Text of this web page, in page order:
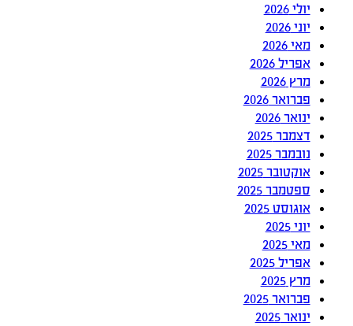
יולי 2026
יוני 2026
מאי 2026
אפריל 2026
מרץ 2026
פברואר 2026
ינואר 2026
דצמבר 2025
נובמבר 2025
אוקטובר 2025
ספטמבר 2025
אוגוסט 2025
יוני 2025
מאי 2025
אפריל 2025
מרץ 2025
פברואר 2025
ינואר 2025